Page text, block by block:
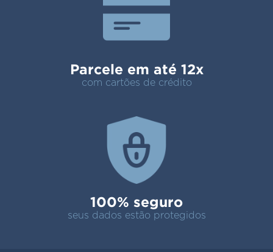
Parcele em até 12x
com cartões de crédito
100% seguro
seus dados estão protegidos